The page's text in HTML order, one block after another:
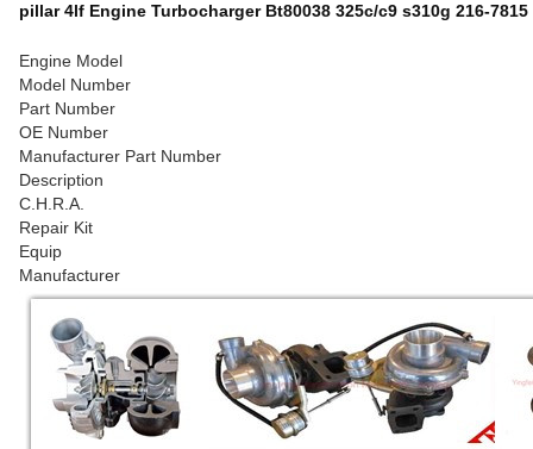
pillar 4lf Engine Turbocharger Bt80038 325c/c9 s310g 216-7815
Engine Model
Model Number
Part Number
OE Number
Manufacturer Part Number
Description
C.H.R.A.
Repair Kit
Equip
Manufacturer